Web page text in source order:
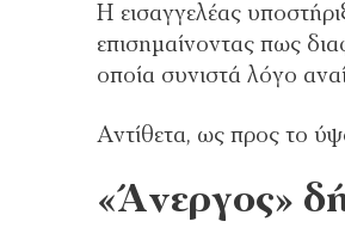
Η εισαγγελέας
επισημαίνοντας πως
οποία συνιστά λόγο
Αντίθετα, ως προς το
«Άνεργος»